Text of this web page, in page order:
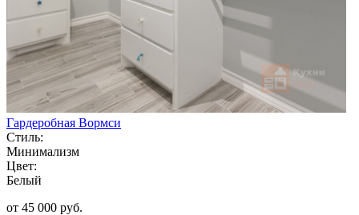
Гардеробная Вормси
Стиль:
Минимализм
Цвет:
Белый
от 45 000 руб.